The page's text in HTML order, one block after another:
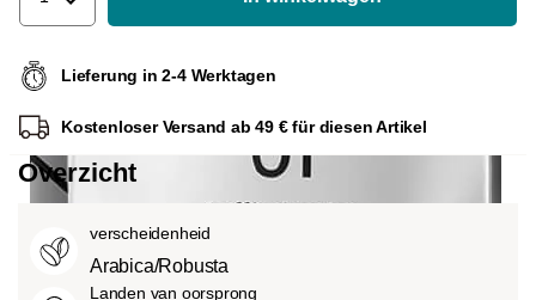
Lieferung in 2-4 Werktagen
Kostenloser Versand ab 49 € für diesen Artikel
Overzicht
verscheidenheid
Arabica/Robusta
Landen van oorsprong